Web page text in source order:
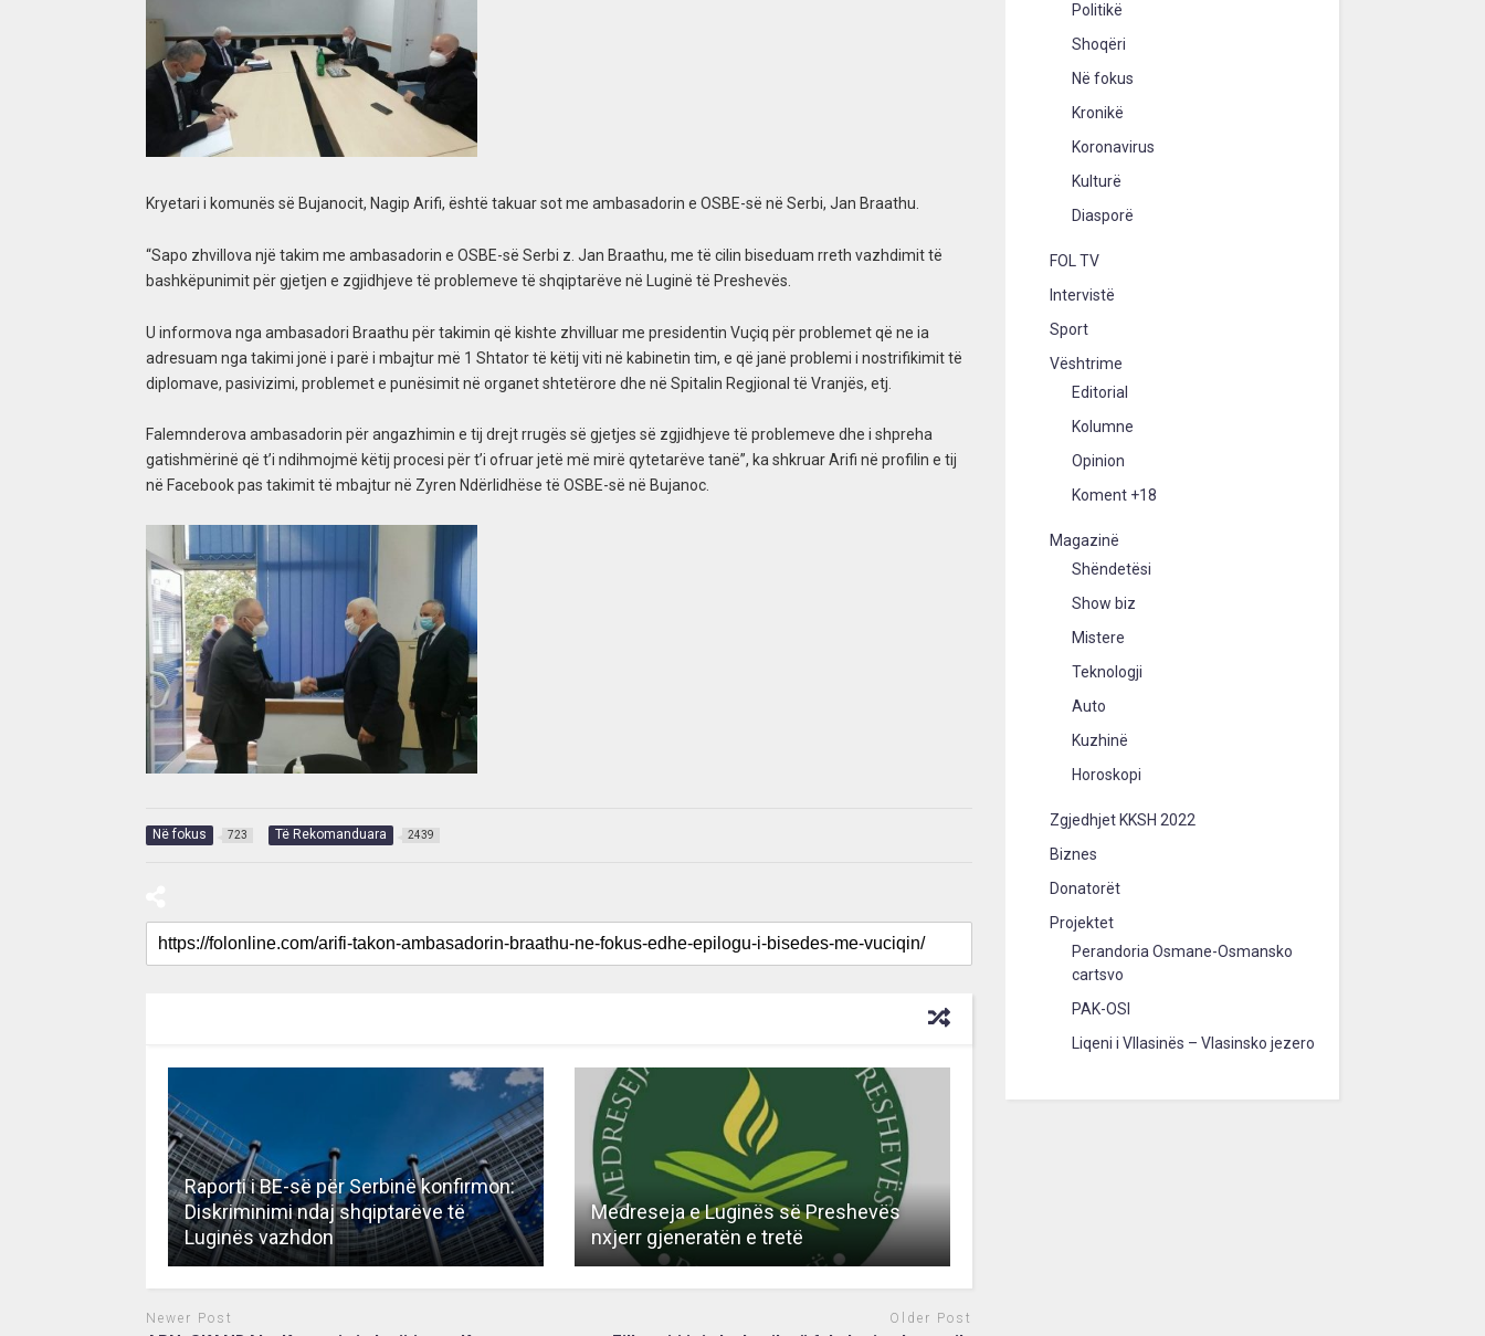
Kryetari i komunës së Bujanocit, Nagip Arifi, është takuar sot me ambasadorin e OSBE-së në Serbi, Jan Braathu.
“Sapo zhvillova një takim me ambasadorin e OSBE-së Serbi z. Jan Braathu, me të cilin biseduam rreth vazhdimit të
bashkëpunimit për gjetjen e zgjidhjeve të problemeve të shqiptarëve në Luginë të Preshevës.
U informova nga ambasadori Braathu për takimin që kishte zhvilluar me presidentin Vuçiq për problemet që ne ia
adresuam nga takimi jonë i parë i mbajtur më 1 Shtator të këtij viti në kabinetin tim, e që janë problemi i nostrifikimit të
diplomave, pasivizimi, problemet e punësimit në organet shtetërore dhe në Spitalin Regjional të Vranjës, etj.
Falemnderova ambasadorin për angazhimin e tij drejt rrugës së gjetjes së zgjidhjeve të problemeve dhe i shpreha
gatishmërinë që t’i ndihmojmë këtij procesi për t’i ofruar jetë më mirë qytetarëve tanë”, ka shkruar Arifi në profilin e tij
në Facebook pas takimit të mbajtur në Zyren Ndërlidhëse të OSBE-së në Bujanoc.
Në fokus 723 Të Rekomanduara 2439
Raporti i BE-së për Serbinë konfirmon:
Diskriminimi ndaj shqiptarëve të
Luginës vazhdon
Medreseja e Luginës së Preshevës
nxjerr gjeneratën e tretë
Newer Post Older Post
Politikë
Shoqëri
Në fokus
Kronikë
Koronavirus
Kulturë
Diasporë
FOL TV
Intervistë
Sport
Vështrime
Editorial
Kolumne
Opinion
Koment +18
Magazinë
Shëndetësi
Show biz
Mistere
Teknologji
Auto
Kuzhinë
Horoskopi
Zgjedhjet KKSH 2022
Biznes
Donatorët
Projektet
Perandoria Osmane-Osmansko
cartsvo
PAK-OSI
Liqeni i Vllasinës – Vlasinsko jezero